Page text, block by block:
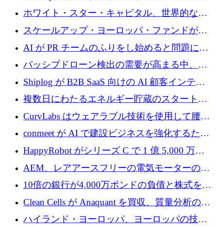
トフォームの拡大に 1,560 万ユーロを投資
ホワイト・スター・キャピタル、世界的なス
タートアップをシリーズAからBまで支援する
ために2億5,000万ドルのファンドIVを閉鎖
スケールアップ・ヨーロッパ・ファンドが初
の投資を行い、Iceeyeの10億ユーロのラウンド
を共同主導
AI が PR チームのふりをし始めると問題にな
ります
パッシブドローン検出の需要が高まる中、
Monava が資金調達ラウンドを終了
Shiplog が B2B SaaS 向けの AI 顧客インテリ
ジェンスを構築するために 100 万ドルを調達
複数日にわたるエネルギー貯蔵のスタートア
ップ、Ore Energy が新たな投資ラウンドで
4,300 万ドルを獲得
CurvLabs はウェアラブル技術を使用して腰痛
治療をどのように再考しているか
conmeet が AI で建設ビジネスを強化するため
に 600 万ユーロを調達
HappyRobot がシリーズ C で 1 億 5,000 万ド
ルを獲得し、企業運営向けにエージェント AI
を拡張
AEM、レアアースフリーの電気モーターの革
新を加速するために1,600万ポンドを確保
10倍の銀行が4,000万ポンドの負債と株式を調
達
Clean Cells が Anaquant を買収、質量分析の専
門知識によるバイオ医薬品の品質管理を拡大
ハイランド・ヨーロッパ、ヨーロッパの技術